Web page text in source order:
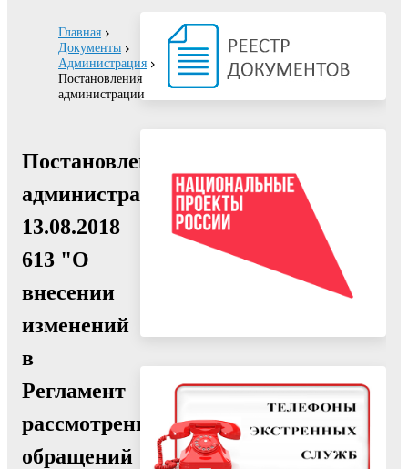
Главная
Документы
Администрация
Постановления
администрации
Постановление
администрации
13.08.2018
613 "О
внесении
изменений
в
Регламент
рассмотрения
обращений